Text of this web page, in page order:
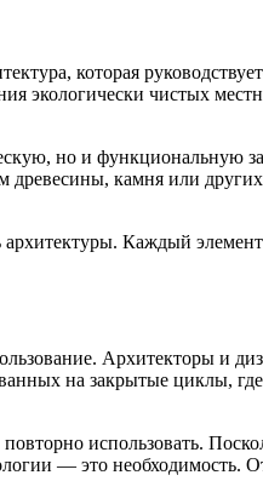
которая
экологически чистых
но и функциональную
древесины, камня или
Каждый
Архитекторы и
на закрытые циклы,
использовать.
— это необходимость.